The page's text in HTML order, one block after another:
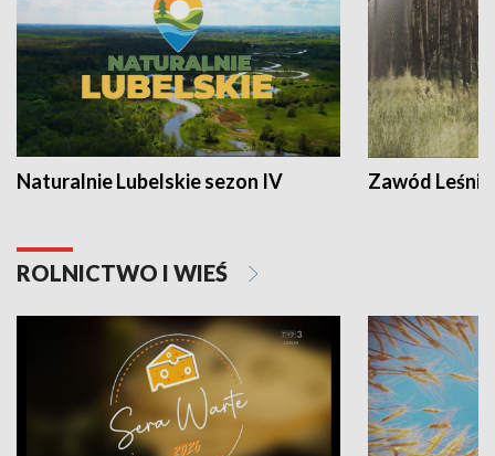
Naturalnie Lubelskie sezon IV Zawód Leśnik
ROLNICTWO I WIEŚ